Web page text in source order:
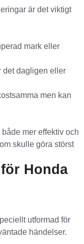
är det viktigt
mark eller
det dagligen eller
men kan
mer effektiv och
skulle göra störst
Honda
utformad för
händelser.